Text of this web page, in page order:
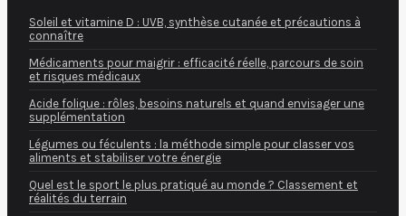
Soleil et vitamine D : UVB, synthèse cutanée et précautions à
connaître
Médicaments pour maigrir : efficacité réelle, parcours de soin
et risques médicaux
Acide folique : rôles, besoins naturels et quand envisager une
supplémentation
Légumes ou féculents : la méthode simple pour classer vos
aliments et stabiliser votre énergie
Quel est le sport le plus pratiqué au monde ? Classement et
réalités du terrain